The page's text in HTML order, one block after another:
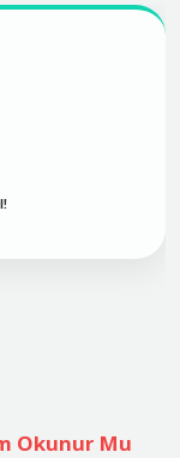
Okunur Mu